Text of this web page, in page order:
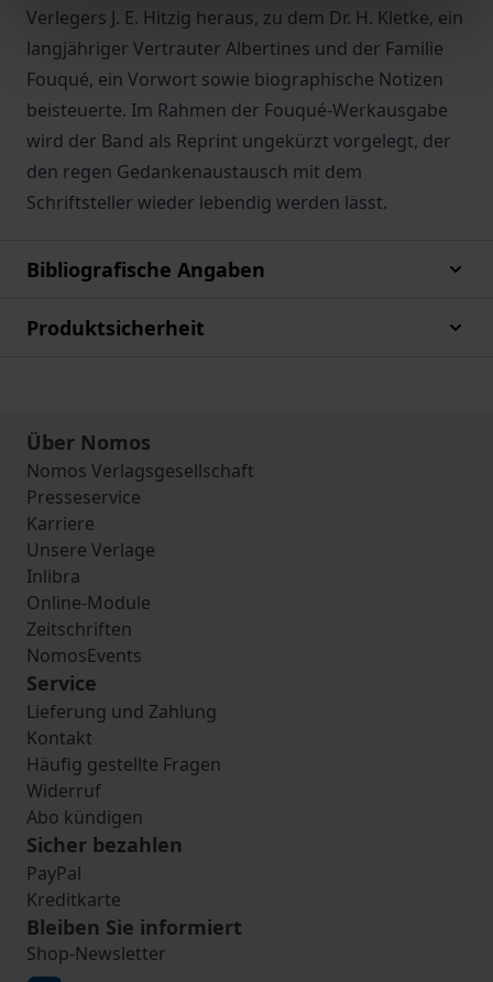
Verlegers J. E. Hitzig heraus, zu dem Dr. H. Kletke, ein
langjähriger Vertrauter Albertines und der Familie
Fouqué, ein Vorwort sowie biographische Notizen
beisteuerte. Im Rahmen der Fouqué-Werkausgabe
wird der Band als Reprint ungekürzt vorgelegt, der
den regen Gedankenaustausch mit dem
Schriftsteller wieder lebendig werden lässt.
Bibliografische Angaben
Produktsicherheit
Über Nomos
Nomos Verlagsgesellschaft
Presseservice
Karriere
Unsere Verlage
Inlibra
Online-Module
Zeitschriften
NomosEvents
Service
Lieferung und Zahlung
Kontakt
Häufig gestellte Fragen
Widerruf
Abo kündigen
Sicher bezahlen
PayPal
Kreditkarte
Bleiben Sie informiert
Shop-Newsletter